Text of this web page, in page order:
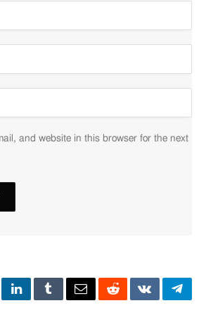
and website in this browser for the next
LinkedInTumblrEmailRedditVKontakte